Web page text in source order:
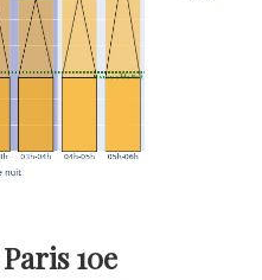
10e